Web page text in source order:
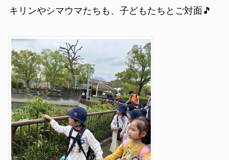
キリンやシマウマたちも、子どもたちとご対面🎵